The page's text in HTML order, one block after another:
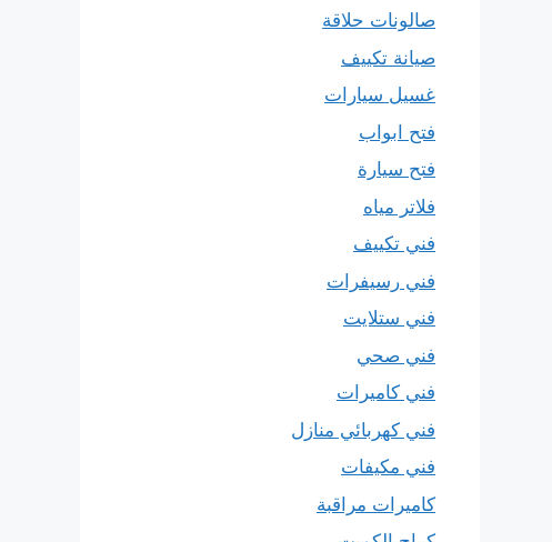
صالونات حلاقة
صيانة تكييف
غسيل سيارات
فتح ابواب
فتح سيارة
فلاتر مياه
فني تكييف
فني رسيفرات
فني ستلايت
فني صحي
فني كاميرات
فني كهربائي منازل
فني مكيفات
كاميرات مراقبة